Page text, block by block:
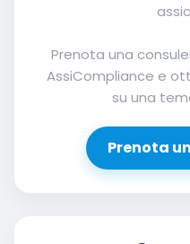
Prenota una
AssiCompliance e
su una
Prenota